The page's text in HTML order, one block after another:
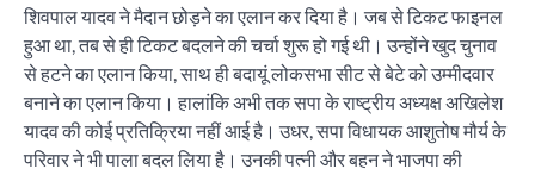
शिवपाल यादव ने मैदान छोड़ने का एलान कर दिया है। जब से टिकट फाइनल
हुआ था, तब से ही टिकट बदलने की चर्चा शुरू हो गई थी। उन्होंने खुद चुनाव
से हटने का एलान किया, साथ ही बदायूं लोकसभा सीट से बेटे को उम्मीदवार
बनाने का एलान किया। हालांकि अभी तक सपा के राष्ट्रीय अध्यक्ष अखिलेश
यादव की कोई प्रतिक्रिया नहीं आई है। उधर, सपा विधायक आशुतोष मौर्य के
परिवार ने भी पाला बदल लिया है। उनकी पत्नी और बहन ने भाजपा की